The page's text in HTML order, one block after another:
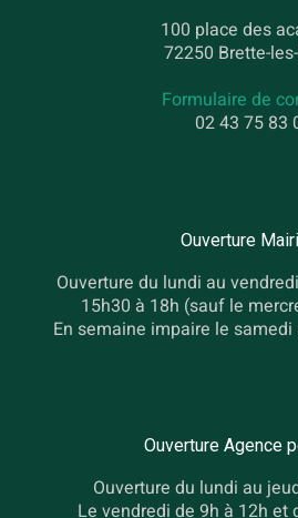
100 place des
72250 Brette-
Formulaire de
02 43 75 83
Ouverture
Ouverture du lundi au
15h30 à 18h (sauf le
En semaine impaire le
Ouverture Agence
Ouverture du lundi au
Le vendredi de 9h à 12h et